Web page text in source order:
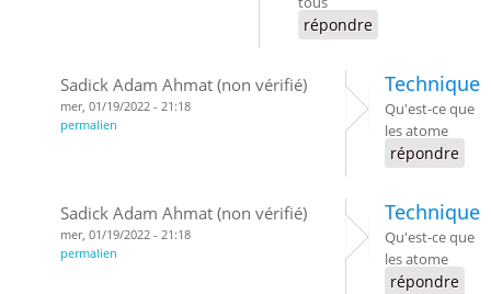
répondre
Sadick Adam Ahmat (non vérifié)
mer, 01/19/2022 - 21:18
permalien
Technique
Qu'est-ce que
les atome
répondre
Sadick Adam Ahmat (non vérifié)
mer, 01/19/2022 - 21:18
permalien
Technique
Qu'est-ce que
les atome
répondre